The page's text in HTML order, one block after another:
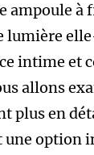
ampoule à
lumière
intime et
allons
plus en
une option